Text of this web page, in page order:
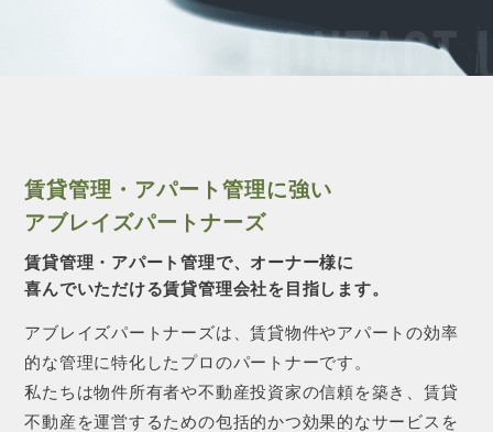
CONTACT
賃貸管理・アパート管理に強い
アブレイズパートナーズ
賃貸管理・アパート管理で、オーナー様に
喜んでいただける賃貸管理会社を目指します。
アブレイズパートナーズは、賃貸物件やアパートの効率
的な管理に特化したプロのパートナーです。
私たちは物件所有者や不動産投資家の信頼を築き、賃貸
不動産を運営するための包括的かつ効果的なサービスを